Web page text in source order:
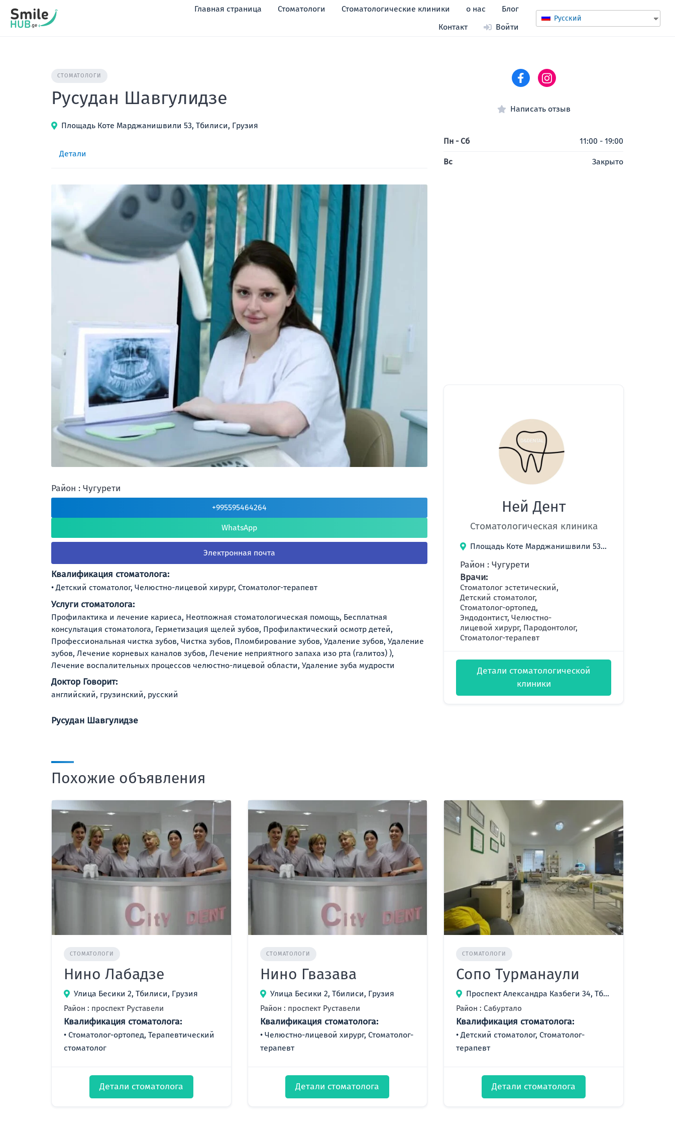
содержанию
Главная страница Стоматологи Стоматологические клиники о нас
Блог
Контакт
Войти
Русский
СТОМАТОЛОГИ
Русудан Шавгулидзе
Площадь Коте Марджанишвили 53, Тбилиси, Грузия
Детали
Район : Чугурети
+995595464264
WhatsApp
Электронная почта
Квалификация стоматолога:
Детский стоматолог, Челюстно-лицевой хирург, Стоматолог-терапевт
Услуги стоматолога:
Профилактика и лечение кариеса, Неотложная стоматологическая помощь, Бесплатная
консультация стоматолога, Герметизация щелей зубов, Профилактический осмотр детей,
Профессиональная чистка зубов, Чистка зубов, Пломбирование зубов, Удаление зубов, Удаление
зубов, Лечение корневых каналов зубов, Лечение неприятного запаха изо рта (галитоз) ),
Лечение воспалительных процессов челюстно-лицевой области, Удаление зуба мудрости
Доктор Говорит:
английский, грузинский, русский
Русудан Шавгулидзе
Написать отзыв
Пн - Сб 11:00 - 19:00
Вс Закрыто
Ней Дент
Стоматологическая клиника
Площадь Коте Марджанишвили 53, Тбилиси, Грузия
Район : Чугурети
Врачи:
Стоматолог эстетический,
Детский стоматолог,
Стоматолог-ортопед,
Эндодонтист, Челюстно-
лицевой хирург, Пародонтолог,
Стоматолог-терапевт
Детали стоматологической
клиники
Похожие объявления
СТОМАТОЛОГИ
Нино Лабадзе
Улица Бесики 2, Тбилиси, Грузия
Район : проспект Руставели
Квалификация стоматолога:
Стоматолог-ортопед, Терапевтический
стоматолог
Детали стоматолога
СТОМАТОЛОГИ
Нино Гвазава
Улица Бесики 2, Тбилиси, Грузия
Район : проспект Руставели
Квалификация стоматолога:
Челюстно-лицевой хирург, Стоматолог-
терапевт
Детали стоматолога
СТОМАТОЛОГИ
Сопо Турманаули
Проспект Александра Казбеги 34, Тбилиси, Грузия
Район : Сабуртало
Квалификация стоматолога:
Детский стоматолог, Стоматолог-
терапевт
Детали стоматолога